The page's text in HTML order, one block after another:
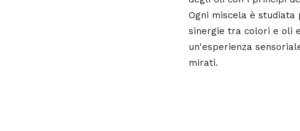
Ogni miscela è
sinergie tra colori e oli
un'esperienza
mirati.